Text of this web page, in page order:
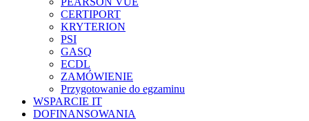
CERTIPORT
KRYTERION
PSI
GASQ
ECDL
ZAMÓWIENIE
Przygotowanie do egzaminu
WSPARCIE IT
DOFINANSOWANIA